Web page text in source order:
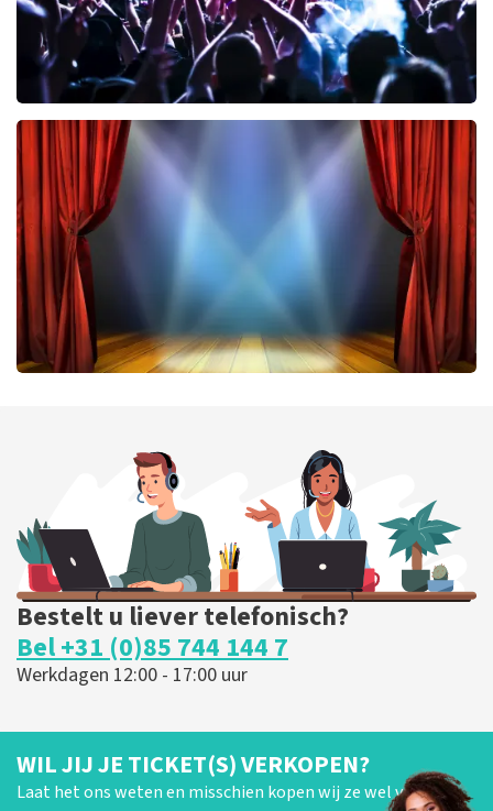
Megadeth
383 laatste 30 minuten
BESTEL NU
BESTEL NU
Bestelt u liever telefonisch?
Bel +31 (0)85 744 144 7
Werkdagen 12:00 - 17:00 uur
WIL JIJ JE TICKET(S) VERKOPEN?
Laat het ons weten en misschien kopen wij ze wel van je!